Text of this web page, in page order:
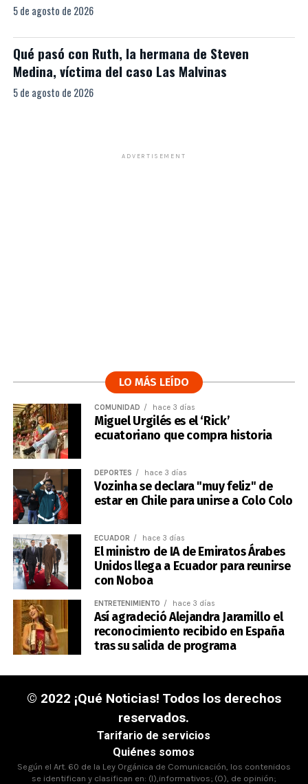
5 de agosto de 2026
Qué pasó con Ruth, la hermana de Steven
Medina, víctima del caso Las Malvinas
5 de agosto de 2026
ADVERTISEMENT
LO MÁS LEÍDO
COMUNIDAD hace 3 días
Miguel Urgilés es el ‘Rick’
ecuatoriano que compra historia
DEPORTES hace 3 días
Vozinha se declara "muy feliz" de
estar en Chile para unirse a Colo Colo
ECUADOR hace 3 días
El ministro de IA de Emiratos Árabes
Unidos llega a Ecuador para reunirse
con Noboa
ENTRETENIMIENTO hace 3 días
Así agradeció Alejandra Jaramillo el
reconocimiento recibido en España
tras su salida de programa
© 2022 ¡Qué Noticias! Todos los derechos
reservados.
Tarifario de servicios
Quiénes somos
Según el Art. 60 de la Ley Orgánica de Comunicación, los contenidos
se identifican y clasifican en: (I),informativos; (O), de opinión;